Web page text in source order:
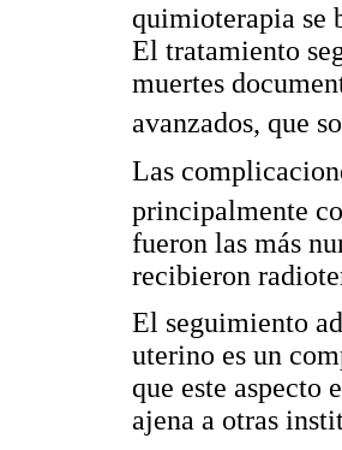
quimioterapia se
El tratamiento
muertes
avanzados, que
Las
principalmente
fueron las más
recibieron
El seguimiento
uterino es un
que este aspecto
ajena a otras